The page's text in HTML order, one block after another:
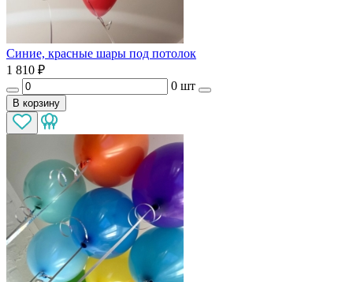
Синие, красные шары под потолок
1 810 ₽
0 шт
В корзину